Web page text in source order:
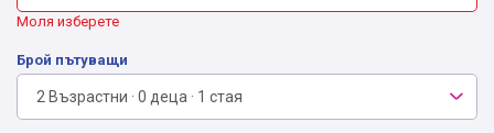
Моля изберете
Брой пътуващи
2 Възрастни · 0 деца · 1 стая